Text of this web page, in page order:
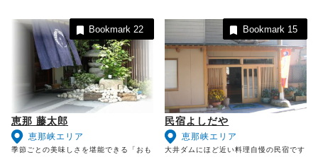
恵那 藤太郎
恵那峡エリア
季節ごとの美味しさを堪能できる「おも
Bookmark 22
民宿よしだや
恵那峡エリア
大井ダムにほど近い料理自慢の民宿です
Bookmark 15